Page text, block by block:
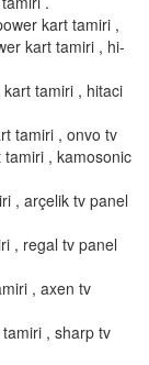
kart tamiri ,
kart tamiri , hi-
tamiri , hitaci
tamiri , onvo tv
, kamosonic
, arçelik tv panel
, regal tv panel
, axen tv
, sharp tv